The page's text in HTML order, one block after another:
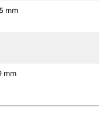
mm
mm